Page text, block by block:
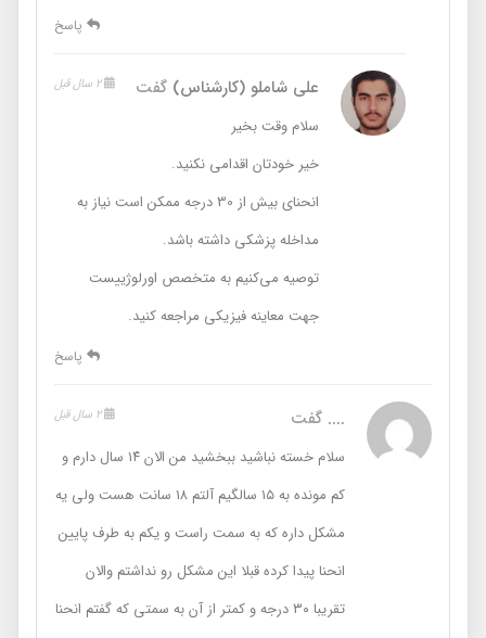
پاسخ
علی شاملو (کارشناس)گفت
سلام وقت بخیر
خیر خودتان اقدامی نکنید.
انحنای بیش از 30 درجه ممکن است نیاز به
مداخله پزشکی داشته باشد.
توصیه می‌کنیم به متخصص اورلوژییست
جهت معاینه فیزیکی مراجعه کنید.
پاسخ
.... گفت
سلام خسته نباشید ببخشید من الان ۱۴ سال دارم و
کم مونده به ۱۵ سالگیم آلتم ۱۸ سانت هست ولی یه
مشکل داره که به سمت راست و یکم به طرف پایین
انحنا پیدا کرده قبلا این مشکل رو نداشتم والان
تقریبا ۳۰ درجه و کمتر از آن به سمتی که گفتم انحنا